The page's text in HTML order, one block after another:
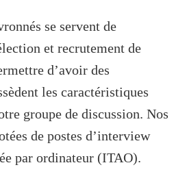
se servent de
et recrutement de
d’avoir des
les caractéristiques
groupe de discussion. Nos
de postes d’interview
par ordinateur (ITAO).